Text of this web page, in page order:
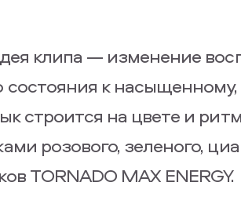
клипа — изменение
состояния к
строится на цвете и
розового, зеленого,
TORNADO MAX ENERGY.